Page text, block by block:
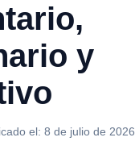
y
el: 8 de julio de 2026